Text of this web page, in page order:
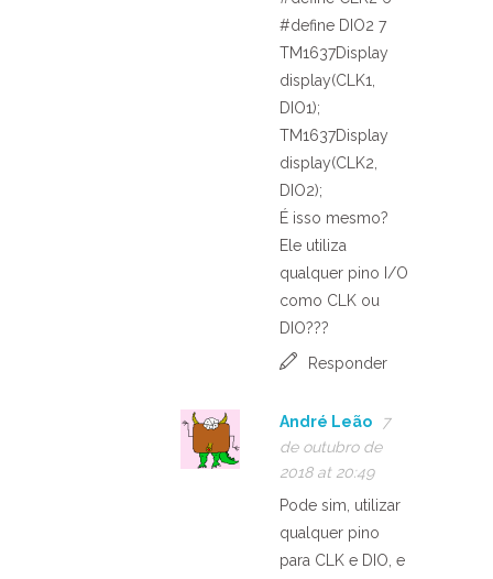
#define DIO2 7
TM1637Display
display(CLK1,
DIO1);
TM1637Display
display(CLK2,
DIO2);
É isso mesmo?
Ele utiliza
qualquer pino I/O
como CLK ou
DIO???
Responder
André Leão
7
de outubro de
2018 at 20:49
Pode sim, utilizar
qualquer pino
para CLK e DIO, e